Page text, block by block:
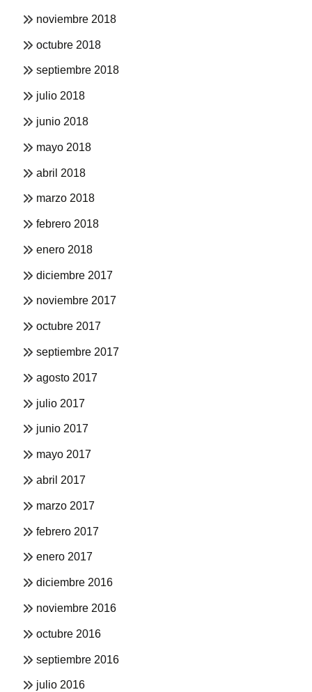
noviembre 2018
octubre 2018
septiembre 2018
julio 2018
junio 2018
mayo 2018
abril 2018
marzo 2018
febrero 2018
enero 2018
diciembre 2017
noviembre 2017
octubre 2017
septiembre 2017
agosto 2017
julio 2017
junio 2017
mayo 2017
abril 2017
marzo 2017
febrero 2017
enero 2017
diciembre 2016
noviembre 2016
octubre 2016
septiembre 2016
julio 2016